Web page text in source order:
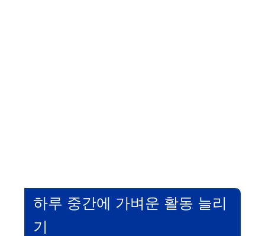
하루 중간에 가벼운 활동 늘리
기